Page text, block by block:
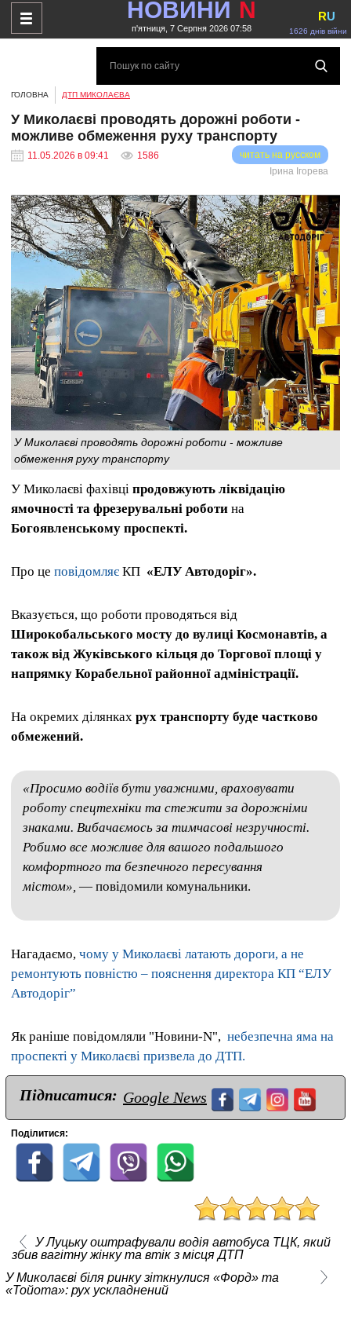
НОВИНИ N
п'ятниця, 7 Серпня 2026 07:58 1626 днів війни
RU
ГОЛОВНА ДТП МИКОЛАЄВА
У Миколаєві проводять дорожні роботи -
можливе обмеження руху транспорту
11.05.2026 в 09:41 1586
читать на русском
Ірина Ігорева
У Миколаєві проводять дорожні роботи - можливе
обмеження руху транспорту
У Миколаєві фахівці продовжують ліквідацію
ямочності та фрезерувальні роботи на
Богоявленському проспекті.
Про це повідомляє КП «ЕЛУ Автодоріг».
Вказується, що роботи проводяться від
Широкобальського мосту до вулиці Космонавтів, а
також від Жуківського кільця до Торгової площі у
напрямку Корабельної районної адміністрації.
На окремих ділянках рух транспорту буде частково
обмежений.
«Просимо водіїв бути уважними, враховувати
роботу спецтехніки та стежити за дорожніми
знаками. Вибачаємось за тимчасові незручності.
Робимо все можливе для вашого подальшого
комфортного та безпечного пересування
містом», — повідомили комунальники.
Нагадаємо, чому у Миколаєві латають дороги, а не
ремонтують повністю – пояснення директора КП “ЕЛУ
Автодоріг”
Як раніше повідомляли "Новини-N", небезпечна яма на
проспекті у Миколаєві призвела до ДТП.
Підписатися: Google News
Поділитися:
У Луцьку оштрафували водія автобуса ТЦК, який
збив вагітну жінку та втік з місця ДТП
У Миколаєві біля ринку зіткнулися «Форд» та
«Тойота»: рух ускладнений